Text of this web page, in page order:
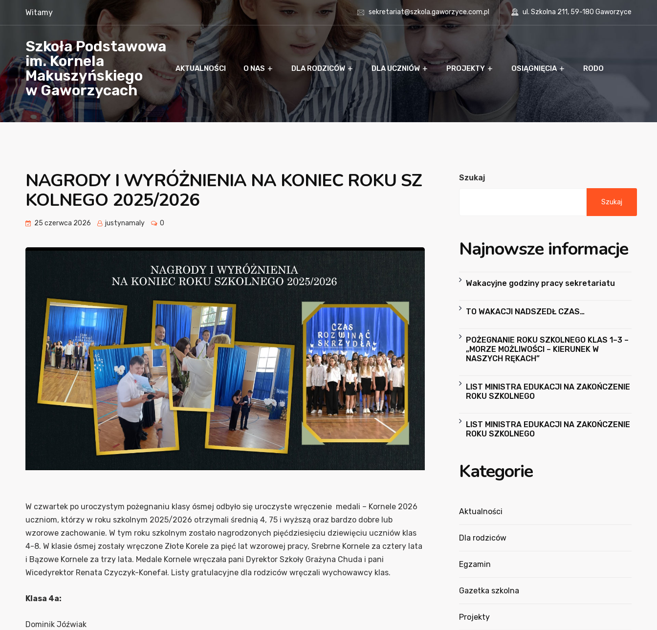
Witamy sekretariat@szkola.gaworzyce.com.pl ul. Szkolna 211, 59-180 Gaworzyce
Szkoła Podstawowa
im. Kornela
Makuszyńskiego
w Gaworzycach
AKTUALNOŚCI O NAS DLA RODZICÓW DLA UCZNIÓW PROJEKTY OSIĄGNIĘCIA RODO
NAGRODY I WYRÓŻNIENIA NA KONIEC ROKU SZ
KOLNEGO 2025/2026
25 czerwca 2026 justynamaly 0
W czwartek po uroczystym pożegnaniu klasy ósmej odbyło się uroczyste wręczenie medali – Kornele 2026
uczniom, którzy w roku szkolnym 2025/2026 otrzymali średnią 4, 75 i wyższą oraz bardzo dobre lub
wzorowe zachowanie. W tym roku szkolnym zostało nagrodzonych pięćdziesięciu dziewięciu uczniów klas
4-8. W klasie ósmej zostały wręczone Złote Korele za pięć lat wzorowej pracy, Srebrne Kornele za cztery lata
i Bązowe Kornele za trzy lata. Medale Kornele wręczała pani Dyrektor Szkoły Grażyna Chuda i pani
Wicedyrektor Renata Czyczyk-Konefał. Listy gratulacyjne dla rodziców wręczali wychowawcy klas.
Klasa 4a:
Dominik Jóźwiak
Szukaj
Szukaj
Najnowsze informacje
Wakacyjne godziny pracy sekretariatu
TO WAKACJI NADSZEDŁ CZAS…
POŻEGNANIE ROKU SZKOLNEGO KLAS 1–3 –
„MORZE MOŻLIWOŚCI – KIERUNEK W
NASZYCH RĘKACH”
LIST MINISTRA EDUKACJI NA ZAKOŃCZENIE
ROKU SZKOLNEGO
LIST MINISTRA EDUKACJI NA ZAKOŃCZENIE
ROKU SZKOLNEGO
Kategorie
Aktualności
Dla rodziców
Egzamin
Gazetka szkolna
Projekty